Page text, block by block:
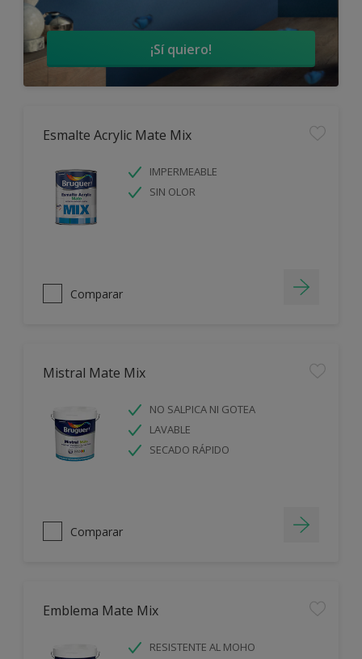
¡Sí quiero!
Esmalte Acrylic Mate Mix
IMPERMEABLE
SIN OLOR
Comparar
Mistral Mate Mix
NO SALPICA NI GOTEA
LAVABLE
SECADO RÁPIDO
Comparar
Emblema Mate Mix
RESISTENTE AL MOHO